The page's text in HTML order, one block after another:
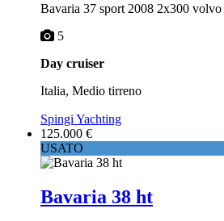
Bavaria 37 sport 2008 2x300
5
Day cruiser
Italia, Medio tirreno
Spingi Yachting
125.000 €
USATO
Bavaria 38 ht